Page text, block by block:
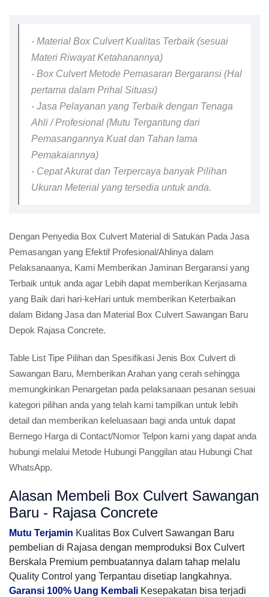
- Material Box Culvert Kualitas Terbaik (sesuai
Materi Riwayat Ketahanannya)
- Box Culvert Metode Pemasaran Bergaransi (Hal
pertama dalam Prihal Situasi)
- Jasa Pelayanan yang Terbaik dengan Tenaga
Ahli / Profesional (Mutu Tergantung dari
Pemasangannya Kuat dan Tahan lama
Pemakaiannya)
- Cepat Akurat dan Terpercaya banyak Pilihan
Ukuran Meterial yang tersedia untuk anda.
Dengan Penyedia Box Culvert Material di Satukan Pada Jasa
Pemasangan yang Efektif Profesional/Ahlinya dalam
Pelaksanaanya, Kami Memberikan Jaminan Bergaransi yang
Terbaik untuk anda agar Lebih dapat memberikan Kerjasama
yang Baik dari hari-keHari untuk memberikan Keterbaikan
dalam Bidang Jasa dan Material Box Culvert Sawangan Baru
Depok Rajasa Concrete.
Table List Tipe Pilihan dan Spesifikasi Jenis Box Culvert di
Sawangan Baru, Memberikan Arahan yang cerah sehingga
memungkinkan Penargetan pada pelaksanaan pesanan sesuai
kategori pilihan anda yang telah kami tampilkan untuk lebih
detail dan memberikan keleluasaan bagi anda untuk dapat
Bernego Harga di Contact/Nomor Telpon kami yang dapat anda
hubungi melalui Metode Hubungi Panggilan atau Hubungi Chat
WhatsApp.
Alasan Membeli Box Culvert Sawangan
Baru - Rajasa Concrete
Mutu Terjamin Kualitas Box Culvert Sawangan Baru
pembelian di Rajasa dengan memproduksi Box Culvert
Berskala Premium pembuatannya dalam tahap melalu
Quality Control yang Terpantau disetiap langkahnya.
Garansi 100% Uang Kembali Kesepakatan bisa terjadi